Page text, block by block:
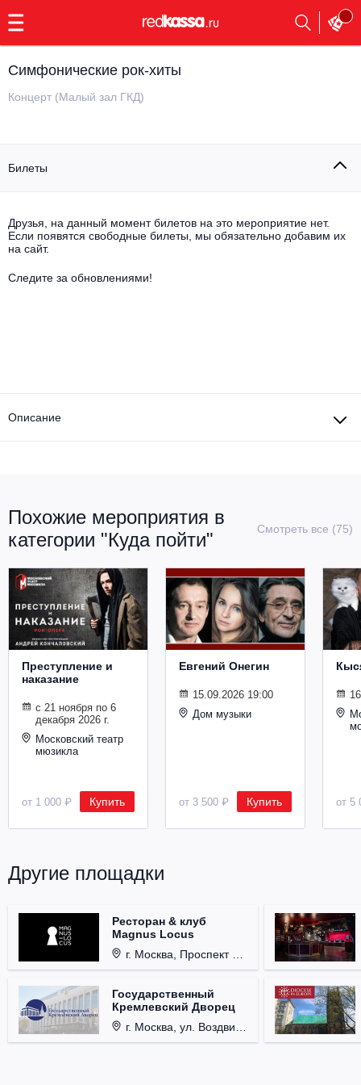
Выбрать мероприятие
23:00
Заказать
обратный
Инди
Rap, hip-hop, RnB
Open-air на ВДНХ
Джаз и блюз
Этно, фолк, кантри
Рок
Шансон, романс, авторская песня
Металл
Комедия
Балет
Драма
Музыкальный спектакль
Спектакль
Иммерсивный спектакль
Детский мюзикл
Симфонические рок-хиты
Концерт (Малый зал ГКД)
Билеты
Друзья, на данный момент билетов на это мероприятие нет.
Если появятся свободные билеты, мы обязательно добавим их
на сайт.
Следите за обновлениями!
Описание
Похожие мероприятия в
категории "Куда пойти"
Смотреть все (75)
Преступление и
наказание
с 21 ноября по 6
декабря 2026 г.
Московский театр
мюзикла
от 1 000 ₽ Купить
Евгений Онегин
15.09.2026 19:00
Дом музыки
от 3 500 ₽ Купить от 5
Другие площадки
Ресторан & клуб
Magnus Locus
г. Москва, Проспект Мира, д. 12, стр. 9.
Государственный
Кремлевский Дворец
г. Москва, ул. Воздвиженка, д. 1, Кремль.